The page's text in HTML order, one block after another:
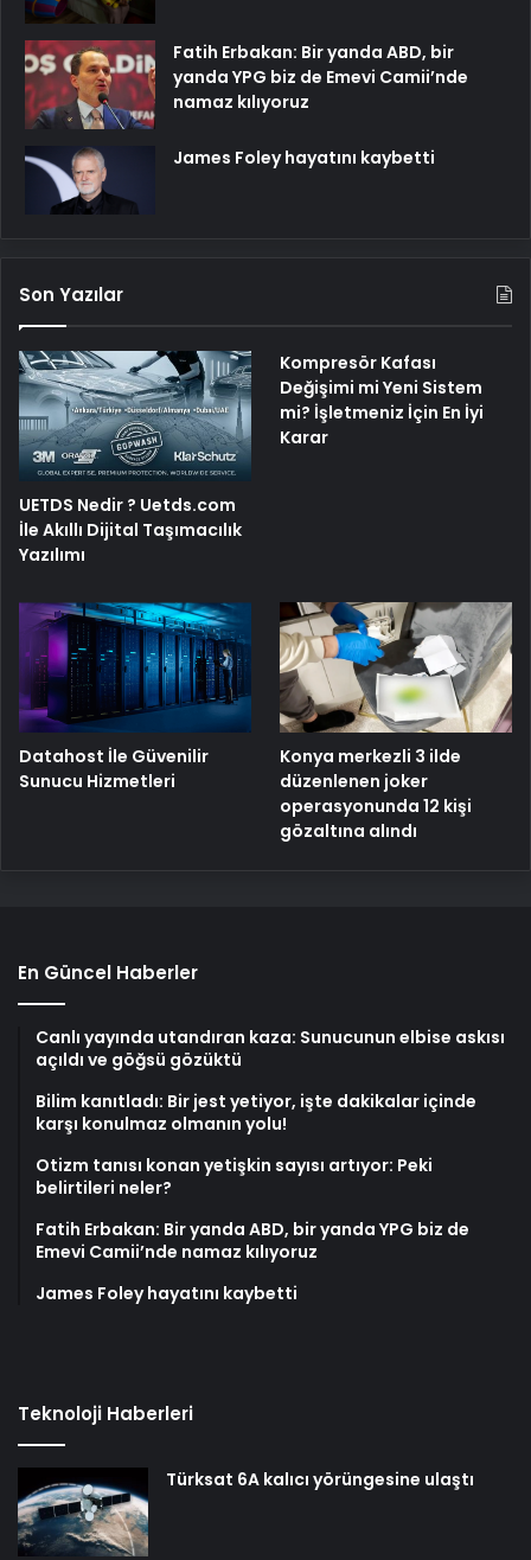
Fatih Erbakan: Bir yanda ABD, bir
yanda YPG biz de Emevi Camii’nde
namaz kılıyoruz
James Foley hayatını kaybetti
Son Yazılar
UETDS Nedir ? Uetds.com
İle Akıllı Dijital Taşımacılık
Yazılımı
Kompresör Kafası
Değişimi mi Yeni Sistem
mi? İşletmeniz İçin En İyi
Karar
Datahost İle Güvenilir
Sunucu Hizmetleri
Konya merkezli 3 ilde
düzenlenen joker
operasyonunda 12 kişi
gözaltına alındı
En Güncel Haberler
Canlı yayında utandıran kaza: Sunucunun elbise askısı
açıldı ve göğsü gözüktü
Bilim kanıtladı: Bir jest yetiyor, işte dakikalar içinde
karşı konulmaz olmanın yolu!
Otizm tanısı konan yetişkin sayısı artıyor: Peki
belirtileri neler?
Fatih Erbakan: Bir yanda ABD, bir yanda YPG biz de
Emevi Camii’nde namaz kılıyoruz
James Foley hayatını kaybetti
Teknoloji Haberleri
Türksat 6A kalıcı yörüngesine ulaştı